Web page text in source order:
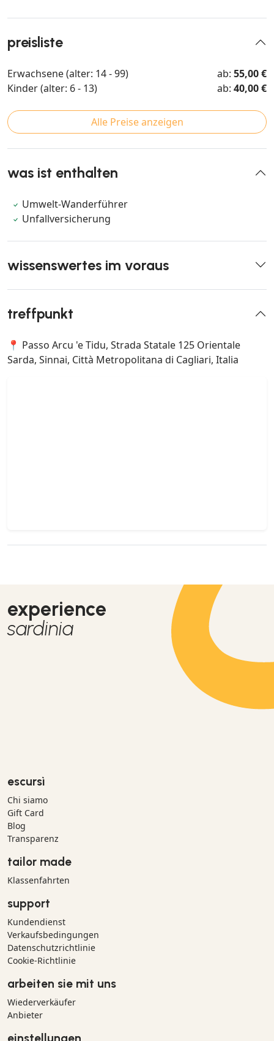
preisliste
Erwachsene (alter: 14 - 99) ab: 55,00 €
Kinder (alter: 6 - 13)
ab: 40,00 €
Alle Preise anzeigen
was ist enthalten
Umwelt-Wanderführer
Unfallversicherung
wissenswertes im voraus
treffpunkt
📍 Passo Arcu 'e Tidu, Strada Statale 125 Orientale
Sarda, Sinnai, Città Metropolitana di Cagliari, Italia
experience
sardinia
escursì
Chi siamo
Gift Card
Blog
Transparenz
tailor made
Klassenfahrten
support
Kundendienst
Verkaufsbedingungen
Datenschutzrichtlinie
Cookie-Richtlinie
arbeiten sie mit uns
Wiederverkäufer
Anbieter
einstellungen